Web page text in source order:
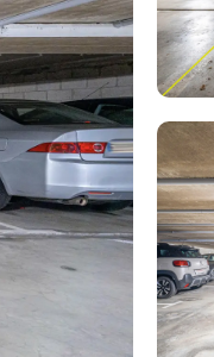
Photo
l'album